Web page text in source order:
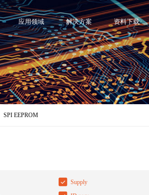
应用领域 解决方案 资料下载
SPI EEPROM
Supply